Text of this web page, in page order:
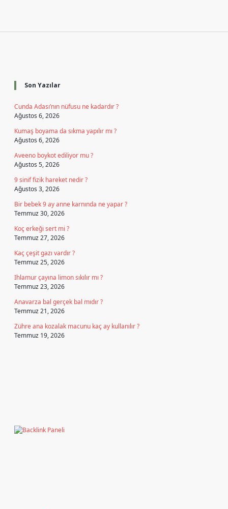
Son Yazılar
Cunda Adası’nın nüfusu ne kadardır ?
Ağustos 6, 2026
Kumaş boyama da sıkma yapılır mı ?
Ağustos 6, 2026
Aveeno boykot ediliyor mu ?
Ağustos 5, 2026
9 sinif fizik hareket nedir ?
Ağustos 3, 2026
Bir bebek 9 ay anne karnında ne yapar ?
Temmuz 30, 2026
Koç erkeği sert mi ?
Temmuz 27, 2026
Kaç çeşit gazı vardır ?
Temmuz 25, 2026
Ihlamur çayına limon sıkılır mı ?
Temmuz 23, 2026
Anavarza bal gerçek bal mıdır ?
Temmuz 21, 2026
Zühre ana kozalak macunu kaç ay kullanılır ?
Temmuz 19, 2026